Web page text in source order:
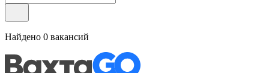
Найдено 0 вакансий